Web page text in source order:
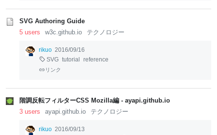
SVG Authoring Guide
5 users
w3c.github.io テクノロジー
rikuo 2016/09/16
SVG tutorial reference
リンク
階調反転フィルターCSS Mozilla編 - ayapi.github.io
3 users
ayapi.github.io テクノロジー
rikuo 2016/09/13